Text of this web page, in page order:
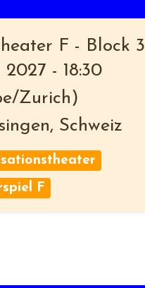
F - Block 3
2027 - 18:30
Zurich )
, Schweiz
F